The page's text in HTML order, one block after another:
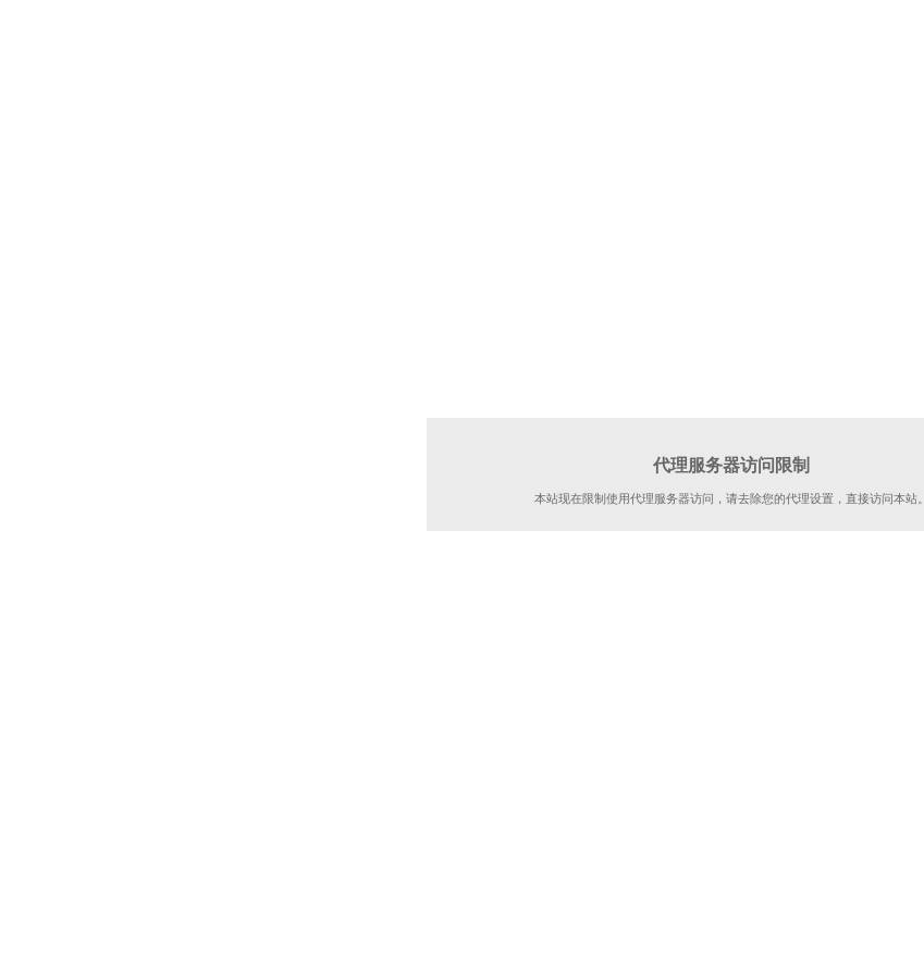
代理服务器访问限制
本站现在限制使用代理服务器访问，请去除您的代理设置，直接访问本站。